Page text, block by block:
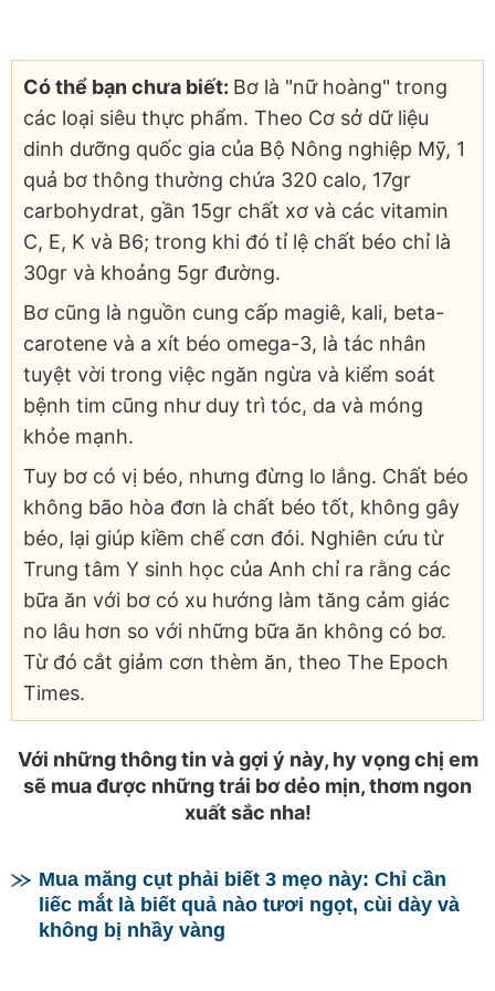
Có thể bạn chưa biết: Bơ là "nữ hoàng" trong
các loại siêu thực phẩm. Theo Cơ sở dữ liệu
dinh dưỡng quốc gia của Bộ Nông nghiệp Mỹ, 1
quả bơ thông thường chứa 320 calo, 17gr
carbohydrat, gần 15gr chất xơ và các vitamin
C, E, K và B6; trong khi đó tỉ lệ chất béo chỉ là
30gr và khoảng 5gr đường.
Bơ cũng là nguồn cung cấp magiê, kali, beta-
carotene và a xít béo omega-3, là tác nhân
tuyệt vời trong việc ngăn ngừa và kiểm soát
bệnh tim cũng như duy trì tóc, da và móng
khỏe mạnh.
Tuy bơ có vị béo, nhưng đừng lo lắng. Chất béo
không bão hòa đơn là chất béo tốt, không gây
béo, lại giúp kiềm chế cơn đói. Nghiên cứu từ
Trung tâm Y sinh học của Anh chỉ ra rằng các
bữa ăn với bơ có xu hướng làm tăng cảm giác
no lâu hơn so với những bữa ăn không có bơ.
Từ đó cắt giảm cơn thèm ăn, theo The Epoch
Times.
Với những thông tin và gợi ý này, hy vọng chị em
sẽ mua được những trái bơ dẻo mịn, thơm ngon
xuất sắc nha!
Mua măng cụt phải biết 3 mẹo này: Chỉ cần
liếc mắt là biết quả nào tươi ngọt, cùi dày và
không bị nhầy vàng